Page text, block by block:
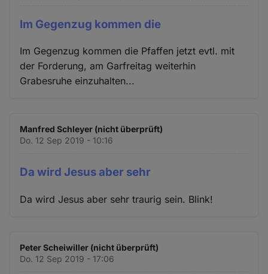
Im Gegenzug kommen die
Im Gegenzug kommen die Pfaffen jetzt evtl. mit
der Forderung, am Garfreitag weiterhin
Grabesruhe einzuhalten...
Manfred Schleyer (nicht überprüft)
Do. 12 Sep 2019 - 10:16
Da wird Jesus aber sehr
Da wird Jesus aber sehr traurig sein. Blink!
Peter Scheiwiller (nicht überprüft)
Do. 12 Sep 2019 - 17:06